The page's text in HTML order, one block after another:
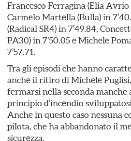
Francesco Ferragina (Elia Avrio
Carmelo Martella (Bulla) in
(Radical SR4) in 7’49.84,
PA30) in 7’50.05 e Michele
7’57.71.
Tra gli episodi che hanno
anche il ritiro di Michele
fermarsi nella seconda manche
principio d’incendio
Anche in questo caso nessuna
pilota, che ha abbandonato il
sicurezza.